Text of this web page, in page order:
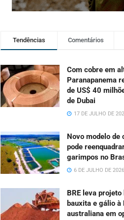
Tendências Comentários
Com cobre em
Paranapanema
de US$ 40
de Dubai
17 DE JULHO DE
Novo modelo de
pode
garimpos no
6 DE JULHO DE 2026
BRE leva projeto
bauxita e gálio à
australiana em